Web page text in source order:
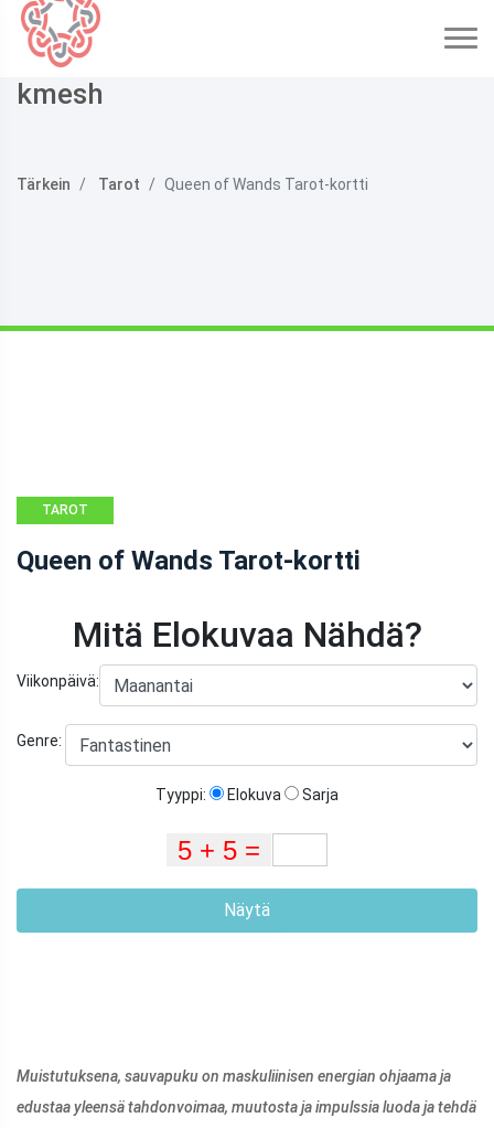
kmesh
Tärkein Tarot Queen of Wands Tarot-kortti
TAROT
Queen of Wands Tarot-kortti
Mitä Elokuvaa Nähdä?
Viikonpäivä:
Genre:
Tyyppi: Elokuva Sarja
Näytä
Muistutuksena, sauvapuku on maskuliinisen energian ohjaama ja
edustaa yleensä tahdonvoimaa, muutosta ja impulssia luoda ja tehdä